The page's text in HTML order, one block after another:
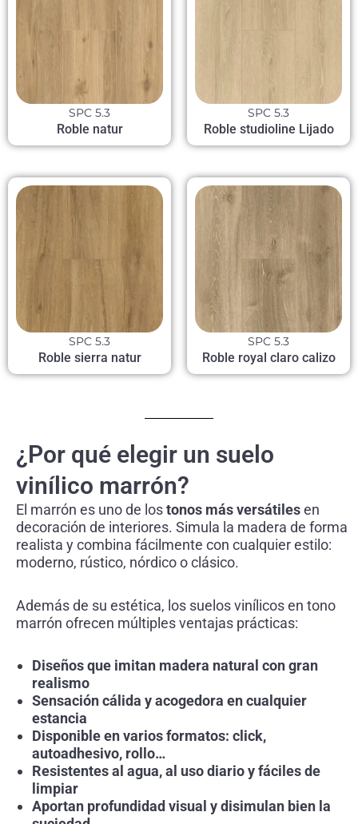
SPC 5.3
Roble natur
SPC 5.3
Roble studioline Lijado
SPC 5.3
Roble sierra natur
SPC 5.3
Roble royal claro calizo
¿Por qué elegir un suelo
vinílico marrón?
El marrón es uno de lostonos más versátilesen
decoración de interiores. Simula la madera de forma
realista y combina fácilmente con cualquier estilo:
moderno, rústico, nórdico o clásico.
Además de su estética, los suelos vinílicos en tono
marrón ofrecen múltiples ventajas prácticas:
Diseños que imitan madera natural con gran
realismo
Sensación cálida y acogedora en cualquier
estancia
Disponible en varios formatos: click,
autoadhesivo, rollo…
Resistentes al agua, al uso diario y fáciles de
limpiar
Aportan profundidad visual y disimulan bien la